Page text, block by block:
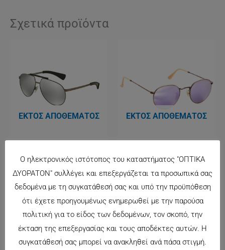
Σχετικά προϊόντα
ΕΚΤΌΣ ΑΠΟΘΈΜΑΤΟΣ
162.00 €
ΕΚΤΌΣ ΑΠΟΘΈΜΑΤΟΣ
167.00 €
Ο ηλεκτρονικός ιστότοπος του καταστήματος "ΟΠΤΙΚΑ
ΔΥΟΡΑΤΟΝ" συλλέγει και επεξεργάζεται τα προσωπικά σας
δεδομένα με τη συγκατάθεσή σας και υπό την προϋπόθεση
ότι έχετε προηγουμένως ενημερωθεί με την παρούσα
πολιτική για το είδος των δεδομένων, τον σκοπό, την
έκταση της επεξεργασίας και τους αποδέκτες αυτών. Η
συγκατάθεσή σας μπορεί να ανακληθεί ανά πάσα στιγμή.